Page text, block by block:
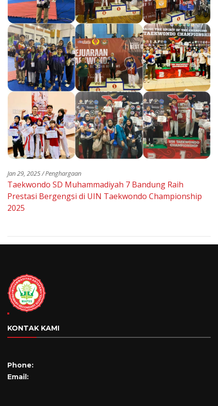
Jan 29, 2025 / Penghargaan
Taekwondo SD Muhammadiyah 7 Bandung Raih
Prestasi Bergengsi di UIN Taekwondo Championship
2025
KONTAK KAMI
Phone:
Email: